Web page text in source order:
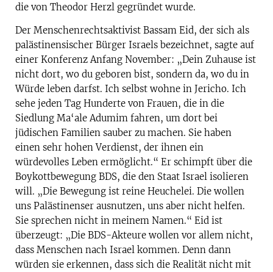
die von Theodor Herzl gegründet wurde.
Der Menschenrechtsaktivist Bassam Eid, der sich als
palästinensischer Bürger Israels bezeichnet, sagte auf
einer Konferenz Anfang November: „Dein Zuhause ist
nicht dort, wo du geboren bist, sondern da, wo du in
Würde leben darfst. Ich selbst wohne in Jericho. Ich
sehe jeden Tag Hunderte von Frauen, die in die
Siedlung Ma‘ale Adumim fahren, um dort bei
jüdischen Familien sauber zu machen. Sie haben
einen sehr hohen Verdienst, der ihnen ein
würdevolles Leben ermöglicht.“ Er schimpft über die
Boykottbewegung BDS, die den Staat Israel isolieren
will. „Die Bewegung ist reine Heuchelei. Die wollen
uns Palästinenser ausnutzen, uns aber nicht helfen.
Sie sprechen nicht in meinem Namen.“ Eid ist
überzeugt: „Die BDS-Akteure wollen vor allem nicht,
dass Menschen nach Israel kommen. Denn dann
würden sie erkennen, dass sich die Realität nicht mit